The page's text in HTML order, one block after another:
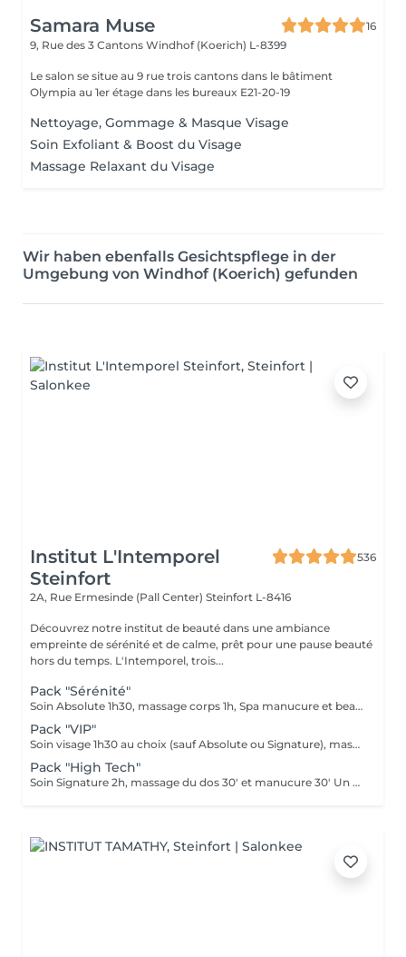
Samara Muse
16
9, Rue des 3 Cantons Windhof (Koerich) L-8399
Le salon se situe au 9 rue trois cantons dans le bâtiment
Olympia au 1er étage dans les bureaux E21-20-19
Nettoyage, Gommage & Masque Visage
Soin Exfoliant & Boost du Visage
Massage Relaxant du Visage
Wir haben ebenfalls Gesichtspflege in der
Umgebung von Windhof (Koerich) gefunden
Institut L'Intemporel
Steinfort
536
2A, Rue Ermesinde (Pall Center) Steinfort L-8416
Découvrez notre institut de beauté dans une ambiance
empreinte de sérénité et de calme, prêt pour une pause beauté
hors du temps. L'Intemporel, trois...
Pack "Sérénité"
Soin Absolute 1h30, massage corps 1h, Spa manucure et beauté des pieds Le luxe, le calme et la détente, magique ...
Pack "VIP"
Soin visage 1h30 au choix (sauf Absolute ou Signature), massage corps 1h, manucure 30', beauté des pieds 45' Ne peut être fractionné, à faire le même jour
Pack "High Tech"
Soin Signature 2h, massage du dos 30' et manucure 30' Un pur moment de détente et de déconnection complète